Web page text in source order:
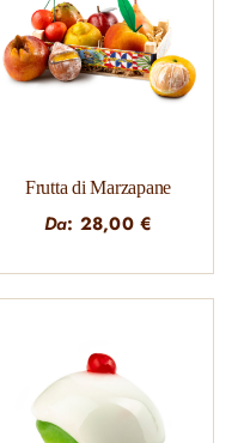
Frutta di Marzapane
Da: 28,00€